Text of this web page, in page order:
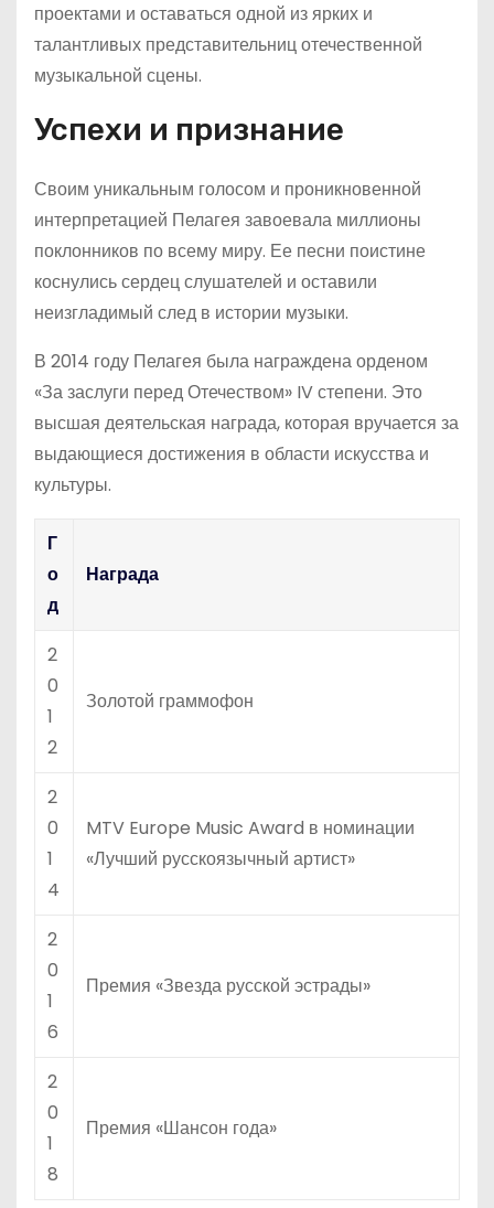
проектами и оставаться одной из ярких и
талантливых представительниц отечественной
музыкальной сцены.
Успехи и признание
Своим уникальным голосом и проникновенной
интерпретацией Пелагея завоевала миллионы
поклонников по всему миру. Ее песни поистине
коснулись сердец слушателей и оставили
неизгладимый след в истории музыки.
В 2014 году Пелагея была награждена орденом
«За заслуги перед Отечеством» IV степени. Это
высшая деятельская награда, которая вручается за
выдающиеся достижения в области искусства и
культуры.
Г
о
д
Награда
2
0
1
2
Золотой граммофон
2
0
1
4
MTV Europe Music Award в номинации
«Лучший русскоязычный артист»
2
0
1
6
Премия «Звезда русской эстрады»
2
0
1
8
Премия «Шансон года»